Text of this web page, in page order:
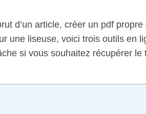
d’un article, créer un pdf
une liseuse, voici trois outils en
si vous souhaitez récupérer le